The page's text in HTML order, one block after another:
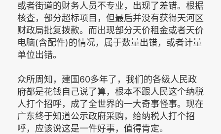
或者街道的财务人员不专业，出现了差错。根据
核查，部分超标项目，但最后并没有获得天河区
财政局批复拨款。而出现部分天价租金或者天价
电脑(含配件)的情况，属于数量出错，或者计量
单位出错。
众所周知，建国60多年了，我们的各级人民政
府都是花钱自己说了算，根本不跟人民这个纳税
人打个招呼，成了全世界的一大奇事怪事。现在
广东终于知道公示政府采购，给纳税人打个招
呼，应该说这是一件好事，值得肯定。